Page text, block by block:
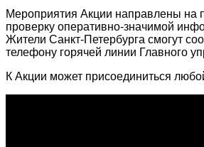
Мероприятия Акции направлены на
проверку оперативно-значимой
Жители Санкт-Петербурга смогут
телефону горячей линии Главного
К Акции может присоединиться